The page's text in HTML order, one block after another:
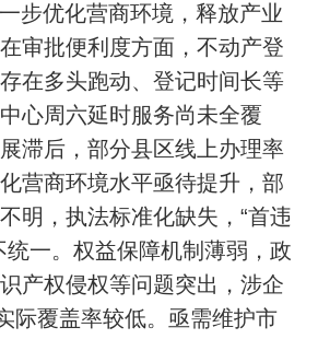
步优化营商环境，释放产业
审批便利度方面，不动产登
在多头跑动、登记时间长等
心周六延时服务尚未全覆
滞后，部分县区线上办理率
营商环境水平亟待提升，部
明，‌执法标准化缺失，“首违
统一。‌权益保障机制薄弱，政
产权侵权等问题突出，涉企
际覆盖率较低。亟需维护市